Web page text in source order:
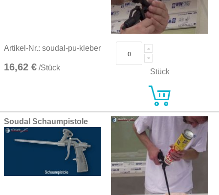
Artikel-Nr.: soudal-pu-kleber
16,62 € /Stück Stück
Soudal Schaumpistole